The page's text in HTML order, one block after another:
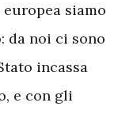
siamo
da noi ci sono
incassa
e con gli